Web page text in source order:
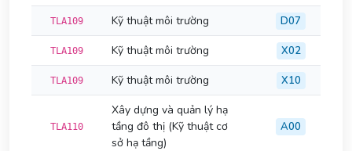
TLA109 Kỹ thuật môi trường D07
TLA109 Kỹ thuật môi trường X02
TLA109 Kỹ thuật môi trường X10
TLA110
Xây dựng và quản lý hạ
tầng đô thị (Kỹ thuật cơ
sở hạ tầng)
A00